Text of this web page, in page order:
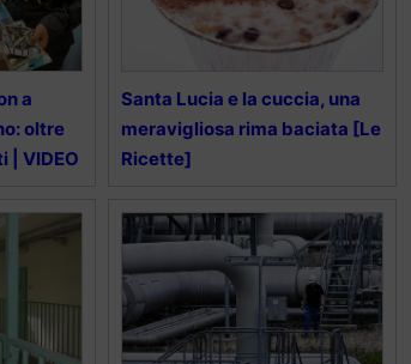
a
oltre
| VIDEO
Santa Lucia e la cuccia, una
meravigliosa rima baciata [Le
Ricette]